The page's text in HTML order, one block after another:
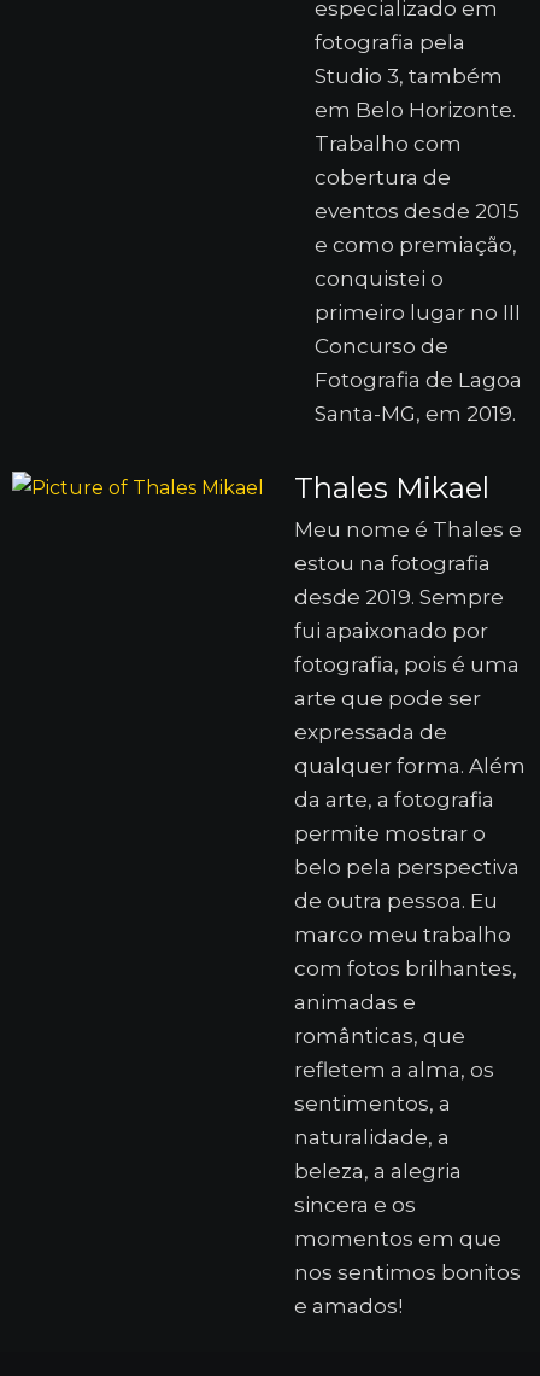
especializado em
fotografia pela
Studio 3, também
em Belo Horizonte.
Trabalho com
cobertura de
eventos desde 2015
e como premiação,
conquistei o
primeiro lugar no III
Concurso de
Fotografia de Lagoa
Santa-MG, em 2019.
Thales Mikael
Meu nome é Thales e
estou na fotografia
desde 2019. Sempre
fui apaixonado por
fotografia, pois é uma
arte que pode ser
expressada de
qualquer forma. Além
da arte, a fotografia
permite mostrar o
belo pela perspectiva
de outra pessoa. Eu
marco meu trabalho
com fotos brilhantes,
animadas e
românticas, que
refletem a alma, os
sentimentos, a
naturalidade, a
beleza, a alegria
sincera e os
momentos em que
nos sentimos bonitos
e amados!